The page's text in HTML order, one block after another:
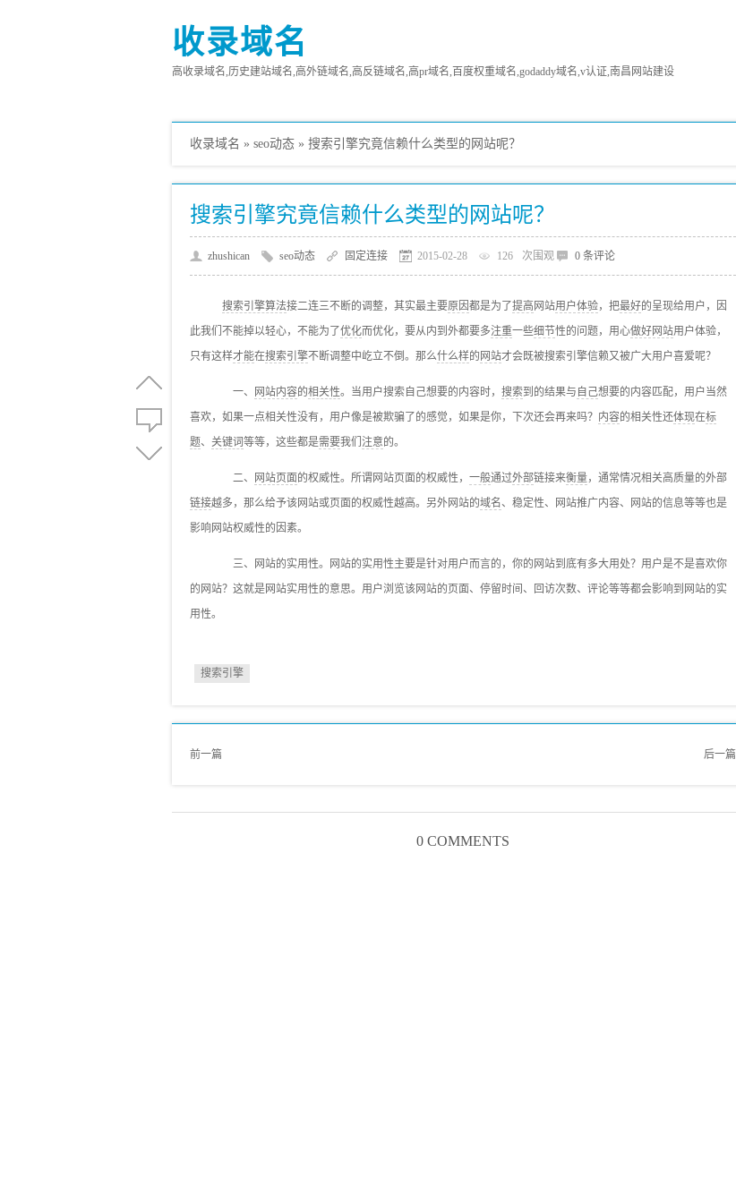
收录域名
高收录域名,历史建站域名,高外链域名,高反链域名,高pr域名,百度权重域名,godaddy域名,v认证,南昌网站建设
收录域名 » seo动态 » 搜索引擎究竟信赖什么类型的网站呢？
搜索引擎究竟信赖什么类型的网站呢？
zhushican seo动态 固定连接 2015-02-28 126 次围观 0 条评论
搜索引擎算法接二连三不断的调整，其实最主要原因都是为了提高 网站用户体验，把最好的呈现给用户，因
此我们不能掉以轻心，不能为了优化而优化，要从内到外都要多注重一些细节性的问题，用心做好网站用户体验，
只有这样才能在搜索引擎不断调整中屹立不倒。那么什么样的 网站才会既被搜索引擎信赖又被广大用户喜爱呢？
一、 网站内容的相关性。当用户搜索自己想要的内容时， 搜索到的结果与 自己想要的内容匹配，用户当然
喜欢，如果一点相关性没有，用户像是被欺骗了的感觉，如果是你，下次还会再来吗？ 内容的相关性还体现在标
题、 关键词等等，这些都是需要我们 注意的。
二、 网站页面的权威性。所谓网站页面的权威性， 一般通过外部链接来衡量，通常情况相关高质量的外部
链接越多，那么给予该网站或页面的权威性越高。另外网站的域名、稳定性、网站推广内容、网站的信息等等也是
影响网站权威性的因素。
三、网站的实用性。网站的实用性主要是针对用户而言的，你的网站到底有多大用处？用户是不是喜欢你
的网站？这就是网站实用性的意思。用户浏览该网站的页面、停留时间、回访次数、评论等等都会影响到网站的实
用性。
搜索引擎
前一篇 后一篇
0 COMMENTS